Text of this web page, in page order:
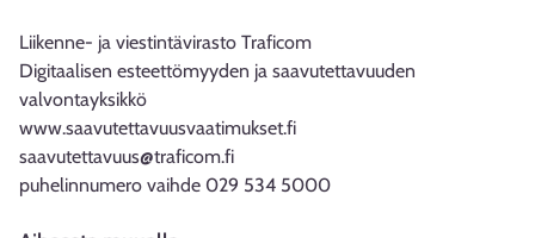
Liikenne- ja viestintävirasto Traficom
Digitaalisen esteettömyyden ja saavutettavuuden
valvontayksikkö
www.saavutettavuusvaatimukset.fi
saavutettavuus@traficom.fi
puhelinnumero vaihde 029 534 5000